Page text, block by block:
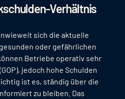
Verhältnis
sich die aktuelle
oder gefährlichen
Betriebe operativ sehr
jedoch hohe Schulden
ist es, ständig über die
zu bleiben. Das